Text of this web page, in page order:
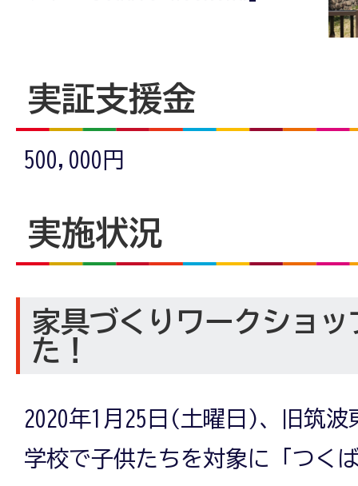
実証支援金
500,000円
実施状況
家具づくりワークショ
た！
2020年1月25日(土曜日)、旧筑波
学校で子供たちを対象に「つく